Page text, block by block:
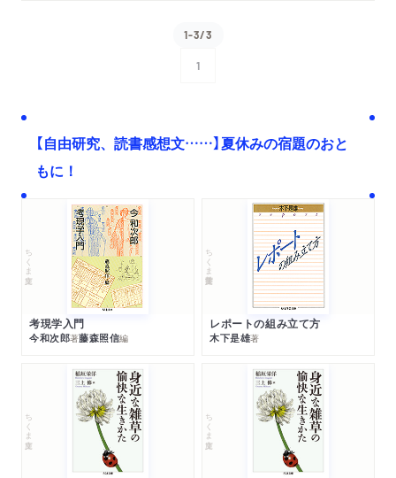
1-3/3
1
【自由研究、読書感想文……】夏休みの宿題のおと
もに！
ちくま文庫
考現学入門
今和次郎著藤森照信編
ちくま学芸文庫
レポートの組み立て方
木下是雄著
ちくま文庫 ちくま文庫